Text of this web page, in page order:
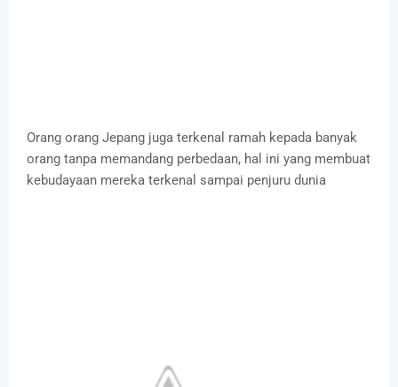
Orang orang Jepang juga terkenal ramah kepada banyak
orang tanpa memandang perbedaan, hal ini yang membuat
kebudayaan mereka terkenal sampai penjuru dunia